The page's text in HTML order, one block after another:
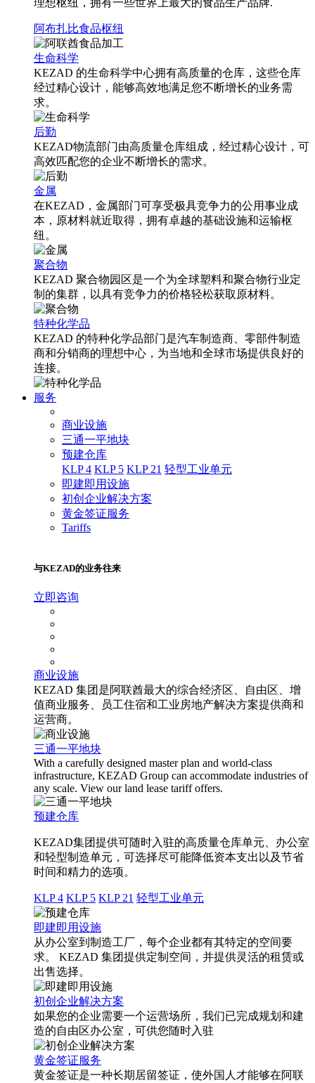
理想枢纽，拥有一些世界上最大的食品生产品牌.
阿布扎比食品枢纽
生命科学
KEZAD 的生命科学中心拥有高质量的仓库，这些仓库
经过精心设计，能够高效地满足您不断增长的业务需
求。
后勤
KEZAD物流部门由高质量仓库组成，经过精心设计，可
高效匹配您的企业不断增长的需求。
金属
在KEZAD，金属部门可享受极具竞争力的公用事业成
本，原材料就近取得，拥有卓越的基础设施和运输枢
纽。
聚合物
KEZAD 聚合物园区是一个为全球塑料和聚合物行业定
制的集群，以具有竞争力的价格轻松获取原材料。
特种化学品
KEZAD 的特种化学品部门是汽车制造商、零部件制造
商和分销商的理想中心，为当地和全球市场提供良好的
连接。
服务
商业设施
三通一平地块
预建仓库
KLP 4 KLP 5 KLP 21 轻型工业单元
即建即用设施
初创企业解决方案
黄金签证服务
Tariffs
与KEZAD的业务往来
立即咨询
商业设施
KEZAD 集团是阿联酋最大的综合经济区、自由区、增
值商业服务、员工住宿和工业房地产解决方案提供商和
运营商。
三通一平地块
With a carefully designed master plan and world-class
infrastructure, KEZAD Group can accommodate industries of
any scale. View our land lease tariff offers.
预建仓库
KEZAD集团提供可随时入驻的高质量仓库单元、办公室
和轻型制造单元，可选择尽可能降低资本支出以及节省
时间和精力的选项。
KLP 4 KLP 5 KLP 21 轻型工业单元
即建即用设施
从办公室到制造工厂，每个企业都有其特定的空间要
求。 KEZAD 集团提供定制空间，并提供灵活的租赁或
出售选择。
初创企业解决方案
如果您的企业需要一个运营场所，我们已完成规划和建
造的自由区办公室，可供您随时入驻
黄金签证服务
黄金签证是一种长期居留签证，使外国人才能够在阿联